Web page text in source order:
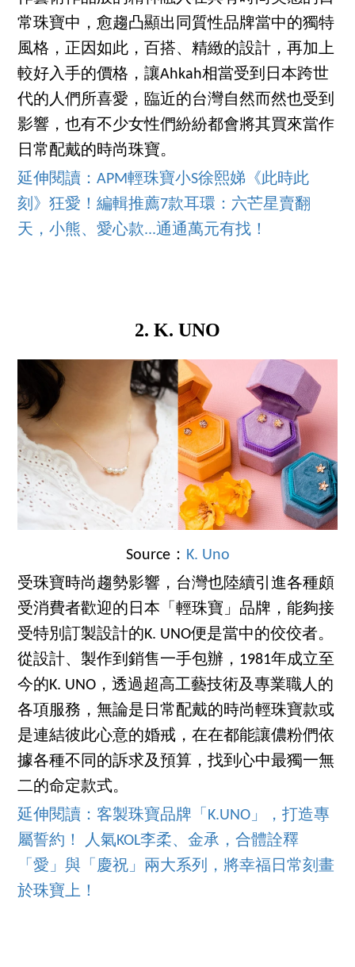
常珠寶中，愈趨凸顯出同質性品牌當中的獨特
風格，正因如此，百搭、精緻的設計，再加上
較好入手的價格，讓Ahkah相當受到日本跨世
代的人們所喜愛，臨近的台灣自然而然也受到
影響，也有不少女性們紛紛都會將其買來當作
日常配戴的時尚珠寶。
延伸閱讀：APM輕珠寶小S徐熙娣《此時此
刻》狂愛！編輯推薦7款耳環：六芒星賣翻
天，小熊、愛心款...通通萬元有找！
2. K. UNO
Source： K. Uno
受珠寶時尚趨勢影響，台灣也陸續引進各種頗
受消費者歡迎的日本「輕珠寶」品牌，能夠接
受特別訂製設計的K. UNO便是當中的佼佼者。
從設計、製作到銷售一手包辦，1981年成立至
今的K. UNO，透過超高工藝技術及專業職人的
各項服務，無論是日常配戴的時尚輕珠寶款或
是連結彼此心意的婚戒，在在都能讓儂粉們依
據各種不同的訴求及預算，找到心中最獨一無
二的命定款式。
延伸閱讀： 客製珠寶品牌「K.UNO」，打造專
屬誓約！ 人氣KOL李柔、金承，合體詮釋
「愛」與「慶祝」兩大系列，將幸福日常刻畫
於珠寶上！